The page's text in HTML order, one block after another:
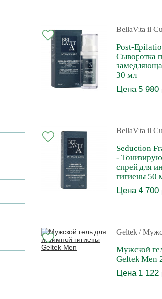
BellaVita il
Post-
Сыворотка
30 мл
Цена 5 980
BellaVita il
Seduction
-
спрей для
гигиены 50
Цена 4 700
Geltek /
Мужской
Geltek Men
Цена 1 122